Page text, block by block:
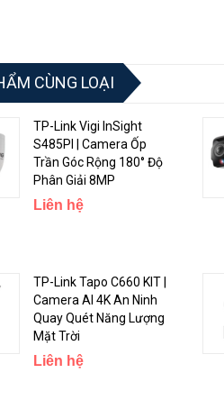
CÙNG LOẠI
TP-Link Vigi InSight
S485PI | Camera Ốp
Trần Góc Rộng 180° Độ
Phân Giải 8MP
Liên hệ
TP-Link Tapo C660 KIT |
Camera AI 4K An Ninh
Quay Quét Năng Lượng
Mặt Trời
Liên hệ